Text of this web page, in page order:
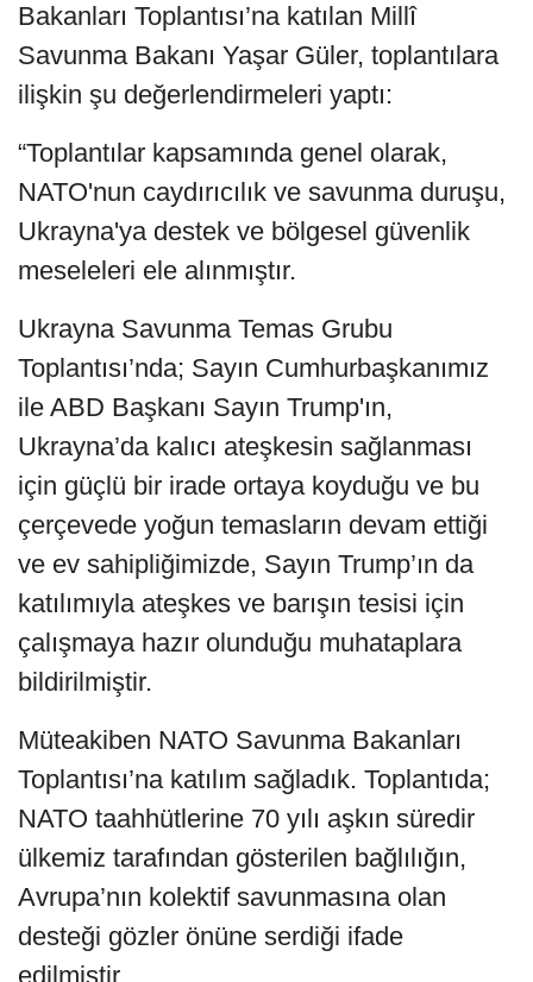
Bakanları Toplantısı’na katılan Millî
Savunma Bakanı Yaşar Güler, toplantılara
ilişkin şu değerlendirmeleri yaptı:
“Toplantılar kapsamında genel olarak,
NATO'nun caydırıcılık ve savunma duruşu,
Ukrayna'ya destek ve bölgesel güvenlik
meseleleri ele alınmıştır.
Ukrayna Savunma Temas Grubu
Toplantısı’nda; Sayın Cumhurbaşkanımız
ile ABD Başkanı Sayın Trump'ın,
Ukrayna’da kalıcı ateşkesin sağlanması
için güçlü bir irade ortaya koyduğu ve bu
çerçevede yoğun temasların devam ettiği
ve ev sahipliğimizde, Sayın Trump’ın da
katılımıyla ateşkes ve barışın tesisi için
çalışmaya hazır olunduğu muhataplara
bildirilmiştir.
Müteakiben NATO Savunma Bakanları
Toplantısı’na katılım sağladık. Toplantıda;
NATO taahhütlerine 70 yılı aşkın süredir
ülkemiz tarafından gösterilen bağlılığın,
Avrupa’nın kolektif savunmasına olan
desteği gözler önüne serdiği ifade
edilmiştir.